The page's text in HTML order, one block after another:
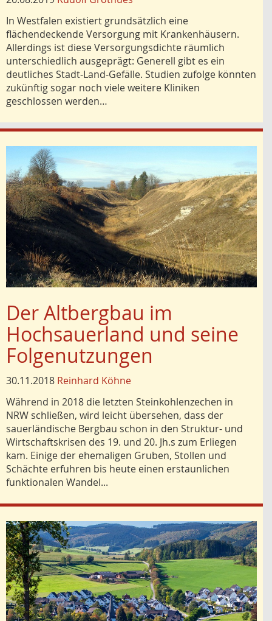
In Westfalen existiert grundsätzlich eine
flächendeckende Versorgung mit Krankenhäusern.
Allerdings ist diese Versorgungsdichte räumlich
unterschiedlich ausgeprägt: Generell gibt es ein
deutliches Stadt-Land-Gefälle. Studien zufolge könnten
zukünftig sogar noch viele weitere Kliniken
geschlossen werden…
Der Altbergbau im
Hochsauerland und seine
Folgenutzungen
30.11.2018 Reinhard Köhne
Während in 2018 die letzten Steinkohlenzechen in
NRW schließen, wird leicht übersehen, dass der
sauerländische Bergbau schon in den Struktur- und
Wirtschaftskrisen des 19. und 20. Jh.s zum Erliegen
kam. Einige der ehemaligen Gruben, Stollen und
Schächte erfuhren bis heute einen erstaunlichen
funktionalen Wandel...